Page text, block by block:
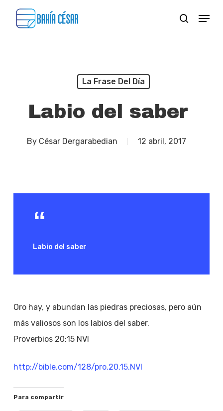
search
Menu
La Frase Del Día
Labio del saber
By César Dergarabedian 12 abril, 2017
Labio del saber
Oro hay, y abundan las piedras preciosas, pero aún
más valiosos son los labios del saber.
Proverbios 20:15 NVI
http://bible.com/128/pro.20.15.NVI
Para compartir